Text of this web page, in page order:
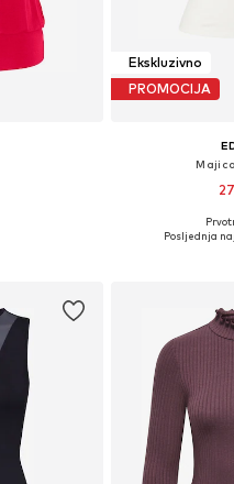
Ekskluzivno
PROMOCIJA
Dostupne
Posljednja